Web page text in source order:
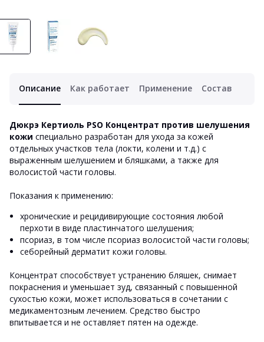
Описание Как работает Применение Состав
Дюкрэ Кертиоль PSO Концентрат против шелушения
кожи специально разработан для ухода за кожей
отдельных участков тела (локти, колени и т.д.) с
выраженным шелушением и бляшками, а также для
волосистой части головы.
Показания к применению:
хронические и рецидивирующие состояния любой
перхоти в виде пластинчатого шелушения;
псориаз, в том числе псориаз волосистой части головы;
себорейный дерматит кожи головы.
Концентрат способствует устранению бляшек, снимает
покраснения и уменьшает зуд, связанный с повышенной
сухостью кожи, может использоваться в сочетании с
медикаментозным лечением. Средство быстро
впитывается и не оставляет пятен на одежде.